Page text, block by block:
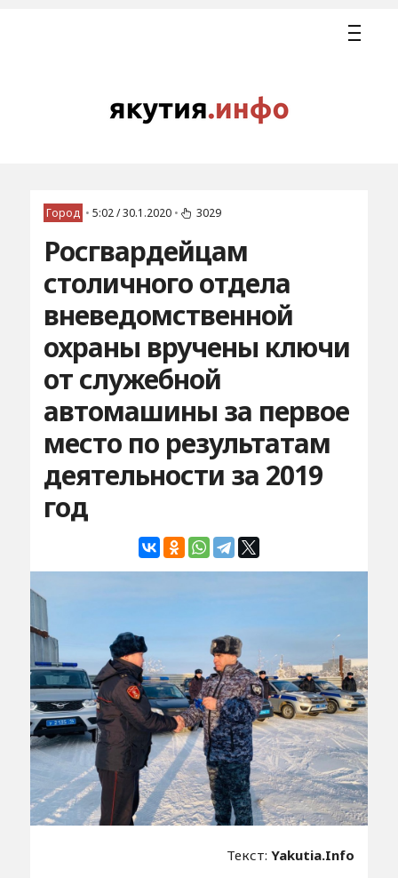
Город • 5:02 / 30.1.2020 • 3029
Росгвардейцам
столичного отдела
вневедомственной
охраны вручены ключи
от служебной
автомашины за первое
место по результатам
деятельности за 2019
год
Текст:Yakutia.Info